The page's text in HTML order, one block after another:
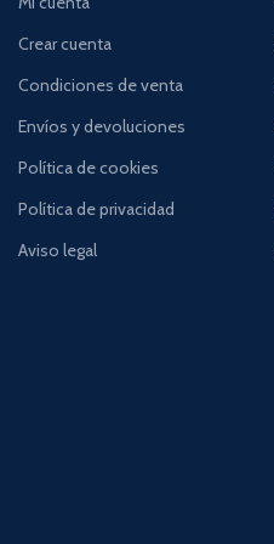
Crear cuenta
Condiciones de venta
Envíos y devoluciones
Política de cookies
Política de privacidad
Aviso legal